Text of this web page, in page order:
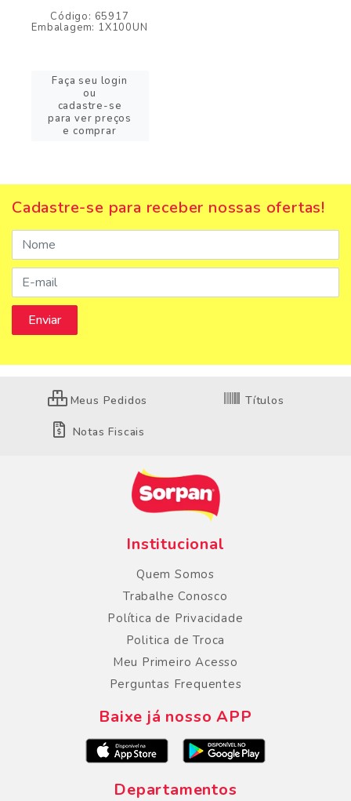
Código: 65917
Embalagem: 1X100UN
Faça seu login
ou
cadastre-se
para ver preços
e comprar
Cadastre-se para receber nossas ofertas!
Meus Pedidos Títulos
Notas Fiscais
Institucional
Quem Somos
Trabalhe Conosco
Política de Privacidade
Politica de Troca
Meu Primeiro Acesso
Perguntas Frequentes
Baixe já nosso APP
Departamentos